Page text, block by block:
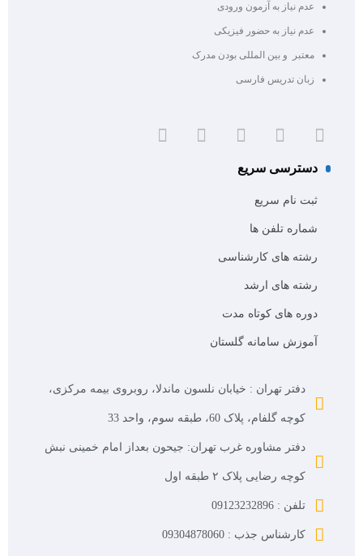
عدم نیاز به آزمون ورودی
عدم نیاز به حضور فیزیکی
معتبر و بین المللی بودن مدرک
زبان تدریس فارسی
دسترسی سریع
ثبت نام سریع
شماره تلفن ها
رشته های کارشناسی
رشته های ارشد
دوره های کوتاه مدت
آموزش سامانه گلستان
دفتر تهران : خیابان نلسون ماندلا، روبروی بیمه مرکزی،
کوچه گلفام، پلاک 60، طبقه سوم، واحد 33
دفتر مشاوره غرب تهران: جیحون بعداز امام خمینی نبش
کوچه رضایی پلاک ۲ طبقه اول
تلفن : 09123232896
کارشناس جذب : 09304878060